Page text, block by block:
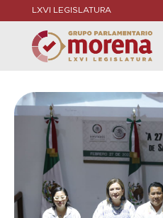
LXVI LEGISLATURA